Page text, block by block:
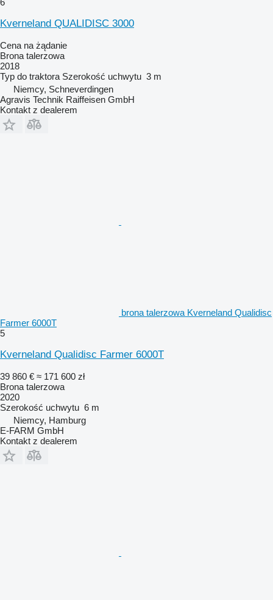
6
Kverneland QUALIDISC 3000
Cena na żądanie
Brona talerzowa
2018
Typ do traktora Szerokość uchwytu 3 m
Niemcy, Schneverdingen
Agravis Technik Raiffeisen GmbH
Kontakt z dealerem
brona talerzowa Kverneland Qualidisc
Farmer 6000T
5
Kverneland Qualidisc Farmer 6000T
39 860 € ≈ 171 600 zł
Brona talerzowa
2020
Szerokość uchwytu 6 m
Niemcy, Hamburg
E-FARM GmbH
Kontakt z dealerem